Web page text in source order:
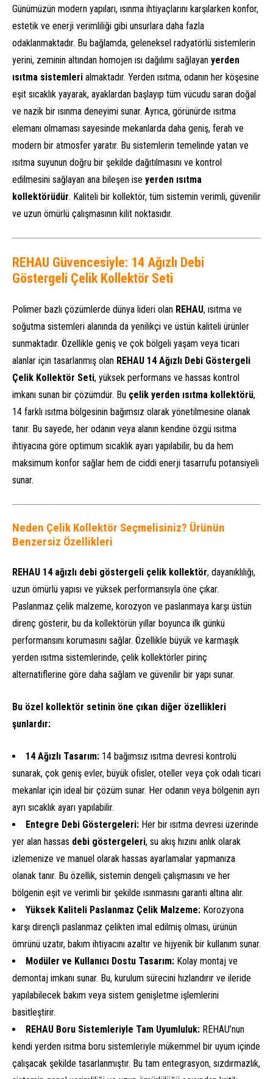
Günümüzün modern yapıları, ısınma ihtiyaçlarını karşılarken konfor,
estetik ve enerji verimliliği gibi unsurlara daha fazla
odaklanmaktadır. Bu bağlamda, geleneksel radyatörlü sistemlerin
yerini, zeminin altından homojen ısı dağılımı sağlayan yerden
ısıtma sistemleri almaktadır. Yerden ısıtma, odanın her köşesine
eşit sıcaklık yayarak, ayaklardan başlayıp tüm vücudu saran doğal
ve nazik bir ısınma deneyimi sunar. Ayrıca, görünürde ısıtma
elemanı olmaması sayesinde mekanlarda daha geniş, ferah ve
modern bir atmosfer yaratır. Bu sistemlerin temelinde yatan ve
ısıtma suyunun doğru bir şekilde dağıtılmasını ve kontrol
edilmesini sağlayan ana bileşen ise yerden ısıtma
kollektörüdür. Kaliteli bir kollektör, tüm sistemin verimli, güvenilir
ve uzun ömürlü çalışmasının kilit noktasıdır.
REHAU Güvencesiyle: 14 Ağızlı Debi
Göstergeli Çelik Kollektör Seti
Polimer bazlı çözümlerde dünya lideri olan REHAU, ısıtma ve
soğutma sistemleri alanında da yenilikçi ve üstün kaliteli ürünler
sunmaktadır. Özellikle geniş ve çok bölgeli yaşam veya ticari
alanlar için tasarlanmış olan REHAU 14 Ağızlı Debi Göstergeli
Çelik Kollektör Seti, yüksek performans ve hassas kontrol
imkanı sunan bir çözümdür. Bu çelik yerden ısıtma kollektörü,
14 farklı ısıtma bölgesinin bağımsız olarak yönetilmesine olanak
tanır. Bu sayede, her odanın veya alanın kendine özgü ısıtma
ihtiyacına göre optimum sıcaklık ayarı yapılabilir, bu da hem
maksimum konfor sağlar hem de ciddi enerji tasarrufu potansiyeli
sunar.
Neden Çelik Kollektör Seçmelisiniz? Ürünün
Benzersiz Özellikleri
REHAU 14 ağızlı debi göstergeli çelik kollektör, dayanıklılığı,
uzun ömürlü yapısı ve yüksek performansıyla öne çıkar.
Paslanmaz çelik malzeme, korozyon ve paslanmaya karşı üstün
direnç gösterir, bu da kollektörün yıllar boyunca ilk günkü
performansını korumasını sağlar. Özellikle büyük ve karmaşık
yerden ısıtma sistemlerinde, çelik kollektörler pirinç
alternatiflerine göre daha sağlam ve güvenilir bir yapı sunar.
Bu özel kollektör setinin öne çıkan diğer özellikleri
şunlardır:
14 Ağızlı Tasarım: 14 bağımsız ısıtma devresi kontrolü
sunarak, çok geniş evler, büyük ofisler, oteller veya çok odalı ticari
mekanlar için ideal bir çözüm sunar. Her odanın veya bölgenin ayrı
ayrı sıcaklık ayarı yapılabilir.
Entegre Debi Göstergeleri: Her bir ısıtma devresi üzerinde
yer alan hassas debi göstergeleri, su akış hızını anlık olarak
izlemenize ve manuel olarak hassas ayarlamalar yapmanıza
olanak tanır. Bu özellik, sistemin dengeli çalışmasını ve her
bölgenin eşit ve verimli bir şekilde ısınmasını garanti altına alır.
Yüksek Kaliteli Paslanmaz Çelik Malzeme: Korozyona
karşı dirençli paslanmaz çelikten imal edilmiş olması, ürünün
ömrünü uzatır, bakım ihtiyacını azaltır ve hijyenik bir kullanım sunar.
Modüler ve Kullanıcı Dostu Tasarım: Kolay montaj ve
demontaj imkanı sunar. Bu, kurulum sürecini hızlandırır ve ileride
yapılabilecek bakım veya sistem genişletme işlemlerini
basitleştirir.
REHAU Boru Sistemleriyle Tam Uyumluluk: REHAU’nun
kendi yerden ısıtma boru sistemleriyle mükemmel bir uyum içinde
çalışacak şekilde tasarlanmıştır. Bu tam entegrasyon, sızdırmazlık,